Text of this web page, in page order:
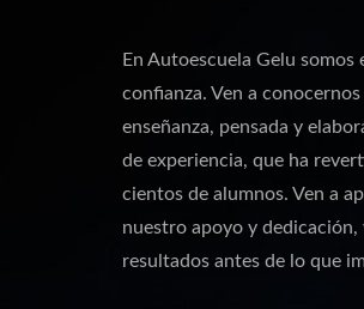
En Autoescuela Gelu
confianza. Ven a
enseñanza, pensada y
de experiencia, que ha
cientos de alumnos. Ven a
nuestro apoyo y dedicación,
resultados antes de lo que